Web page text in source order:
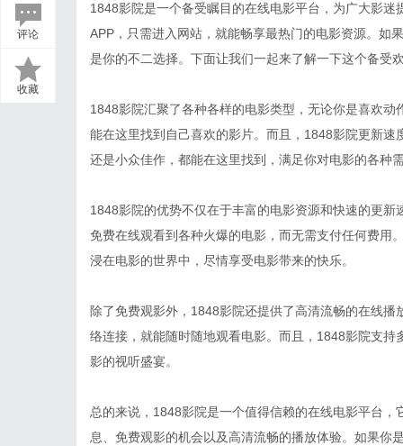
评论
收藏
1848影院是一个备受瞩目的在线电影平台，为广大影
APP，只需进入网站，就能畅享最热门的电影资源。如
是你的不二选择。下面让我们一起来了解一下这个备受
1848影院汇聚了各种各样的电影类型，无论你是喜欢
能在这里找到自己喜欢的影片。而且，1848影院更新
还是小众佳作，都能在这里找到，满足你对电影的各种
1848影院的优势不仅在于丰富的电影资源和快速的更
免费在线观看到各种火爆的电影，而无需支付任何费用
浸在电影的世界中，尽情享受电影带来的快乐。
除了免费观影外，1848影院还提供了高清流畅的在线
络连接，就能随时随地观看电影。而且，1848影院支
影的视听盛宴。
总的来说，1848影院是一个值得信赖的在线电影平台
息、免费观影的机会以及高清流畅的播放体验。如果你